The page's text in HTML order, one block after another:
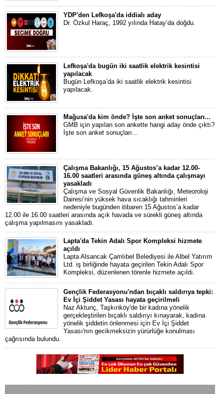
YDP'den Lefkoşa'da iddialı aday
Dr. Özkul Haraç, 1992 yılında Hatay’da doğdu.
Lefkoşa'da bugün iki saatlik elektrik kesintisi
yapılacak
Bugün Lefkoşa’da iki saatlik elektrik kesintisi
yapılacak.
Mağusa'da kim önde? İşte son anket sonuçları...
GMB için yapılan son ankette hangi aday önde çıktı?
İşte son anket sonuçları...
Çalışma Bakanlığı, 15 Ağustos’a kadar 12.00-
16.00 saatleri arasında güneş altında çalışmayı
yasakladı
Çalışma ve Sosyal Güvenlik Bakanlığı, Meteoroloji
Dairesi’nin yüksek hava sıcaklığı tahminleri
nedeniyle bugünden itibaren 15 Ağustos’a kadar
12.00 ile 16.00 saatleri arasında açık havada ve sürekli güneş altında
çalışma yapılmasını yasakladı.
Lapta'da Tekin Adalı Spor Kompleksi hizmete
açıldı
Lapta Alsancak Çamlıbel Belediyesi ile Albel Yatırım
Ltd. iş birliğinde hayata geçirilen Tekin Adalı Spor
Kompleksi, düzenlenen törenle hizmete açıldı.
Gençlik Federasyonu'ndan bıçaklı saldırıya tepki:
Ev İçi Şiddet Yasası hayata geçirilmeli
Naz Aktunç, Taşkınköy'de bir kadına yönelik
gerçekleştirilen bıçaklı saldırıyı kınayarak, kadına
yönelik şiddetin önlenmesi için Ev İçi Şiddet
Yasası'nın gecikmeksizin yürürlüğe konulması
çağrısında bulundu.